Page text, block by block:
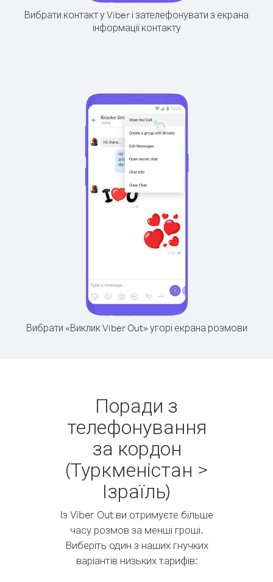
Вибрати контакт у Viber і зателефонувати з екрана
інформації контакту
Вибрати «Виклик Viber Out» угорі екрана розмови
Поради з
телефонування
за кордон
(Туркменістан >
Ізраїль)
Із Viber Out ви отримуєте більше
часу розмов за менші гроші.
Виберіть один з наших гнучких
варіантів низьких тарифів: